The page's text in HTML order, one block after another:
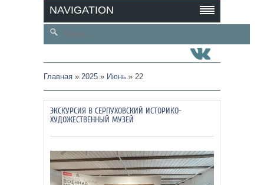
NAVIGATION
Главная » 2025 » Июнь » 22
ЭКСКУРСИЯ В СЕРПУХОВСКИЙ ИСТОРИКО-
ХУДОЖЕСТВЕННЫЙ МУЗЕЙ